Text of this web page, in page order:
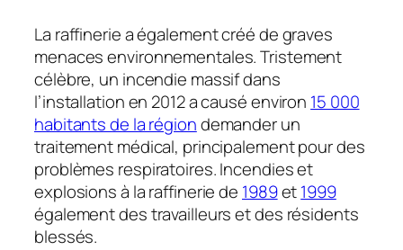
La raffinerie a également créé de graves
menaces environnementales. Tristement
célèbre, un incendie massif dans
l’installation en 2012 a causé environ 15 000
habitants de la régiondemander un
traitement médical, principalement pour des
problèmes respiratoires. Incendies et
explosions à la raffinerie de 1989et1999
également des travailleurs et des résidents
blessés.